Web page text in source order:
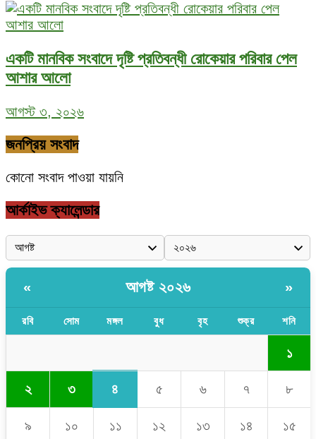
একটি মানবিক সংবাদে দৃষ্টি প্রতিবন্ধী রোকেয়ার পরিবার পেল
আশার আলো
আগস্ট ৩, ২০২৬
জনপ্রিয় সংবাদ
কোনো সংবাদ পাওয়া যায়নি
আর্কাইভ ক্যালেন্ডার
« আগষ্ট ২০২৬ »
রবি সোম মঙ্গল বুধ বৃহ শুক্র শনি
১
২ ৩ ৪ ৫ ৬ ৭ ৮
৯ ১০ ১১ ১২ ১৩ ১৪ ১৫